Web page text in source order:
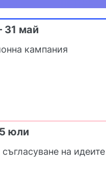
31 май
кампания
юли
на идеите